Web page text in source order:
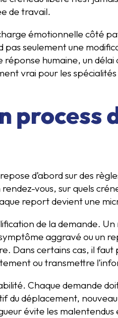
de travail.
émotionnelle côté
pas seulement une
humaine, un
vrai pour les
d’abord sur des
vous, sur quels
report devient une
de la demande.
aggravé ou un
Dans certains cas, il
ou transmettre
Chaque demande
du déplacement,
évite les